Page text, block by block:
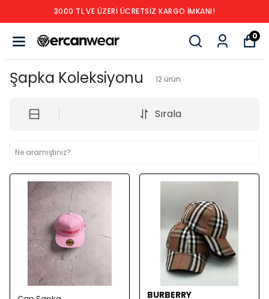
3000 TL VE ÜZERİ ÜCRETSİZ KARGO İMKANI!
0
Şapka Koleksiyonu 12 ürün
Sırala
BURBERRY